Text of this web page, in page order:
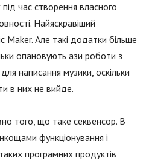
час створення власного
Найяскравіший
Maker. Але такі додатки більше
опановують ази роботи з
написання музики, оскільки
в них не вийде.
того, що таке секвенсор. В
функціонування і
програмних продуктів